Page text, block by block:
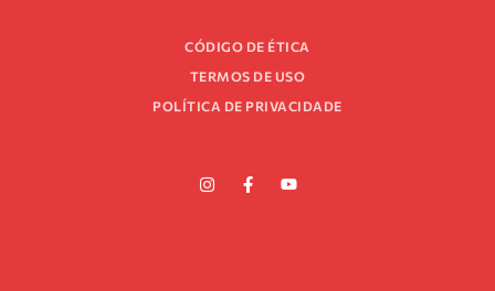
CÓDIGO DE ÉTICA
TERMOS DE USO
POLÍTICA DE PRIVACIDADE